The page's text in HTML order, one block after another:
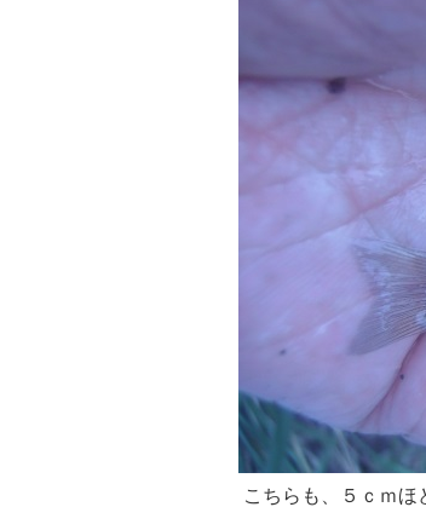
こちらも、５ｃｍほ